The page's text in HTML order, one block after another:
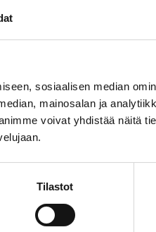
sosiaalisen median
mainosalan ja
voivat yhdistää näitä
Tilastot
Soita
+358 9